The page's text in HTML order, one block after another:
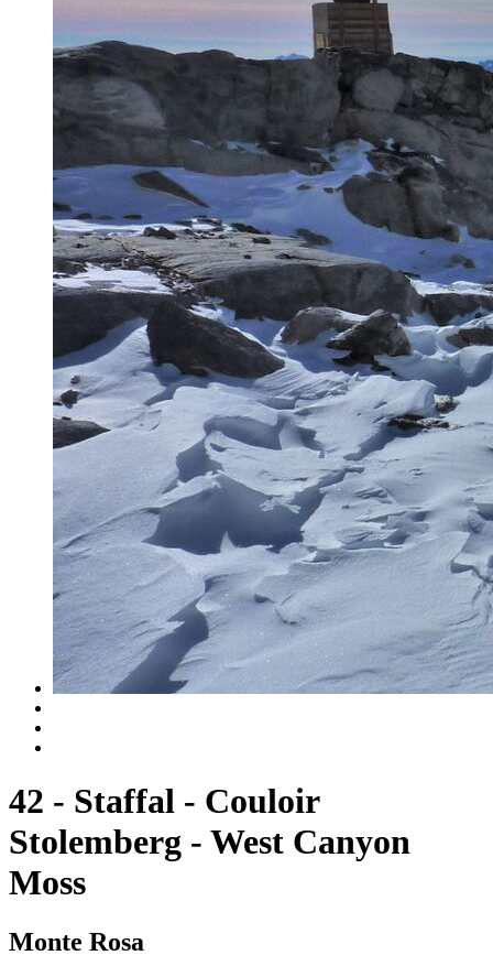
42 - Staffal - Couloir
Stolemberg - West Canyon
Moss
Monte Rosa